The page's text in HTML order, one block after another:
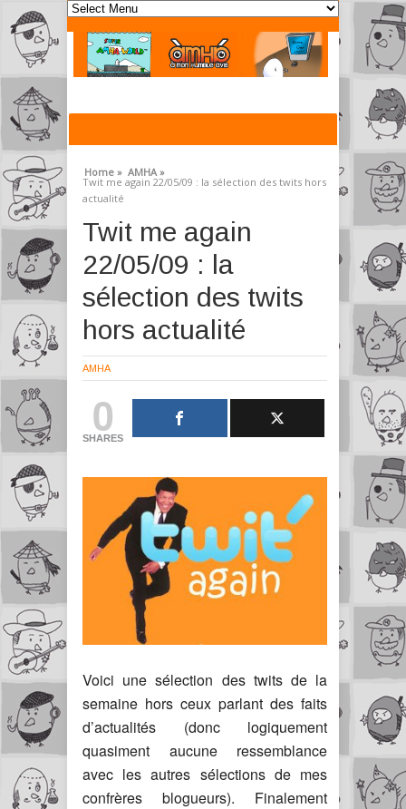
Home » AMHA »
Twit me again 22/05/09 : la sélection des twits hors
actualité
Twit me again
22/05/09 : la
sélection des twits
hors actualité
AMHA
0
SHARES
Voici une sélection des twits de la
semaine hors ceux parlant des faits
d’actualités (donc logiquement
quasiment aucune ressemblance
avec les autres sélections de mes
confrères blogueurs). Finalement